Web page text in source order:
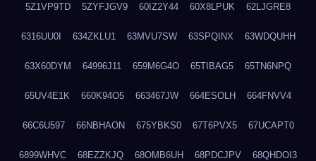
5Z1VP9TD 5ZYFJGV9 60IZ2Y44 60X8LPUK 62LJGRE8
6316UU0I 634ZKLU1 63MVU7SW 63SPQINX 63WDQUHH
63X60DYM 64996J11 659M6G4O 65TIBAG5 65TN6NPQ
65UV4E1K 660K94O5 663467JW 664ESOLH 664FNVV4
66C6U597 66NBHAON 675YBKS0 67T6PVX5 67UCAPT0
6899WHVC 68EZZKJQ 68OMB6UH 68PDCJPV 68QHDOI3